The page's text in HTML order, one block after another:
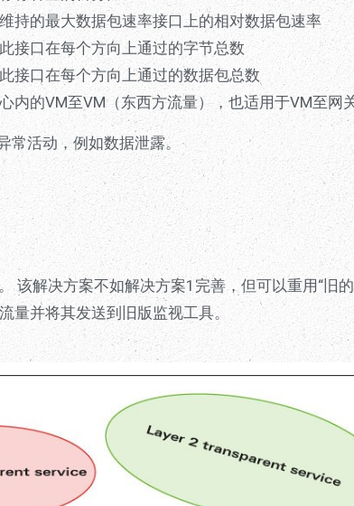
持的最大数据包速率接口上的相对数据包速率
接口在每个方向上通过的字节总数
接口在每个方向上通过的数据包总数
内的VM至VM（东西方流量），也适用于VM至网
常活动，例如数据泄露。
该解决方案不如解决方案1完善，但可以重用“旧
量并将其发送到旧版监视工具。